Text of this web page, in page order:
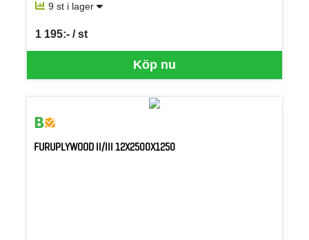
9 st i lager
Köp nu
1 195:- / st
SEK per ST
FURUPLYWOOD II/III 12X2500X1250